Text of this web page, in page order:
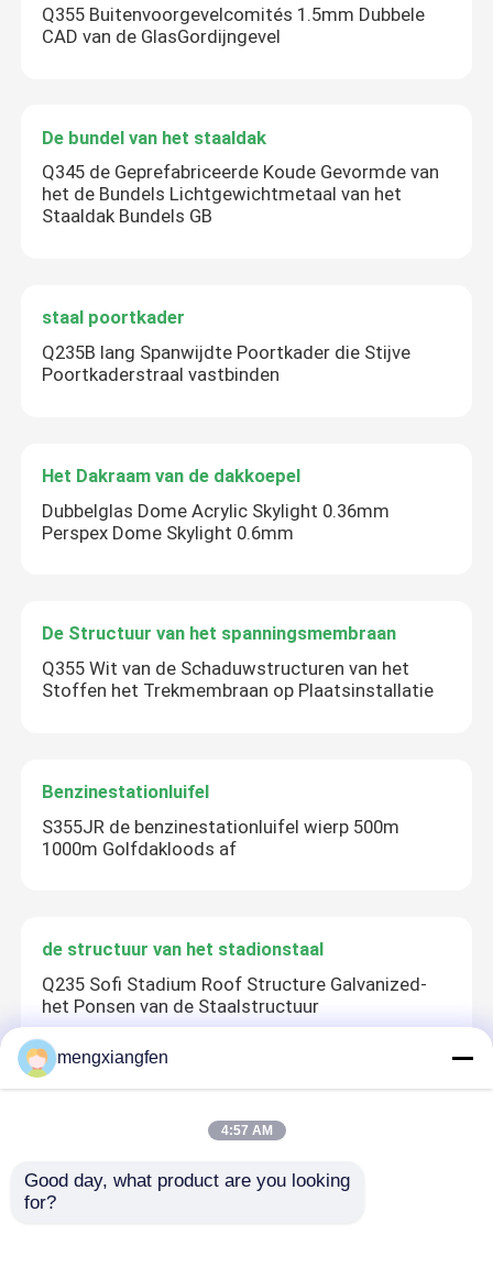
Q355 Buitenvoorgevelcomités 1.5mm Dubbele
CAD van de GlasGordijngevel
De bundel van het staaldak
Q345 de Geprefabriceerde Koude Gevormde van
het de Bundels Lichtgewichtmetaal van het
Staaldak Bundels GB
staal poortkader
Q235B lang Spanwijdte Poortkader die Stijve
Poortkaderstraal vastbinden
Het Dakraam van de dakkoepel
Dubbelglas Dome Acrylic Skylight 0.36mm
Perspex Dome Skylight 0.6mm
De Structuur van het spanningsmembraan
Q355 Wit van de Schaduwstructuren van het
Stoffen het Trekmembraan op Plaatsinstallatie
Benzinestationluifel
S355JR de benzinestationluifel wierp 500m
1000m Golfdakloods af
de structuur van het stadionstaal
Q235 Sofi Stadium Roof Structure Galvanized-
het Ponsen van de Staalstructuur
Pakhuis 50mm van het douane Structurele Staal
mengxiangfen
4:57 AM
Good day, what product are you looking
for?